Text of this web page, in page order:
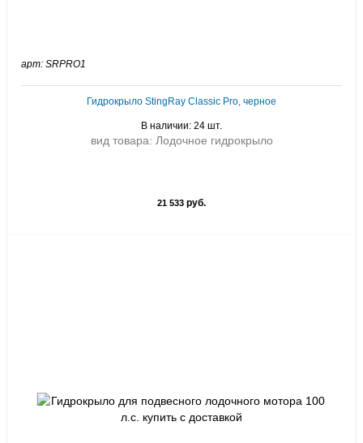
арт: SRPRO1
Гидрокрыло StingRay Classic Pro, черное
В наличии: 24 шт.
вид товара: Лодочное гидрокрыло
21 533 руб.